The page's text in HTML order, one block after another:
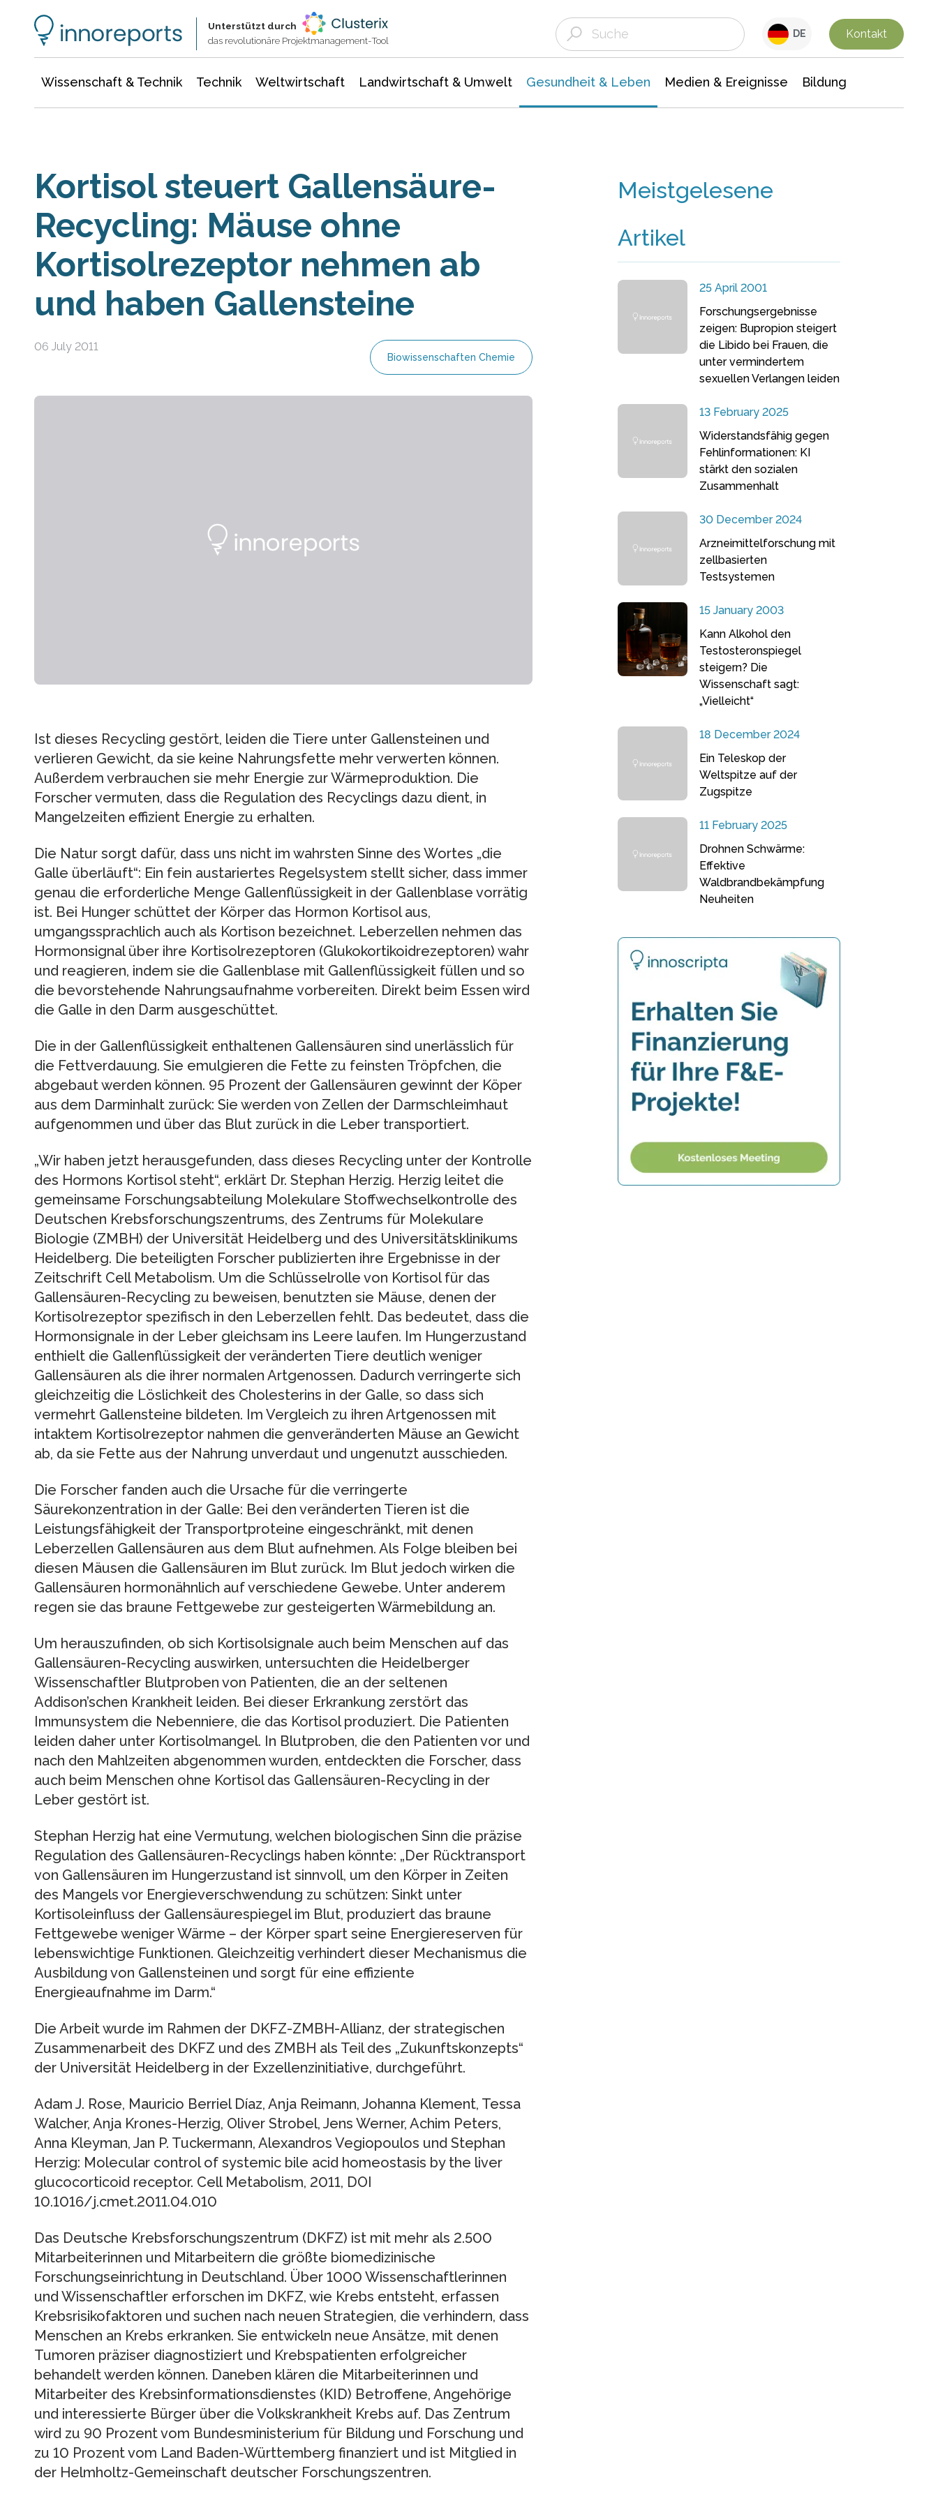
Unterstützt durch
das revolutionäre Projektmanagement-Tool
DE Kontakt
Wissenschaft & Technik Technik Weltwirtschaft Landwirtschaft & Umwelt Gesundheit & Leben Medien & Ereignisse Bildung
Kortisol steuert Gallensäure-
Recycling: Mäuse ohne
Kortisolrezeptor nehmen ab
und haben Gallensteine
06 July 2011
Biowissenschaften Chemie
Ist dieses Recycling gestört, leiden die Tiere unter Gallensteinen und
verlieren Gewicht, da sie keine Nahrungsfette mehr verwerten können.
Außerdem verbrauchen sie mehr Energie zur Wärmeproduktion. Die
Forscher vermuten, dass die Regulation des Recyclings dazu dient, in
Mangelzeiten effizient Energie zu erhalten.
Die Natur sorgt dafür, dass uns nicht im wahrsten Sinne des Wortes „die
Galle überläuft“: Ein fein austariertes Regelsystem stellt sicher, dass immer
genau die erforderliche Menge Gallenflüssigkeit in der Gallenblase vorrätig
ist. Bei Hunger schüttet der Körper das Hormon Kortisol aus,
umgangssprachlich auch als Kortison bezeichnet. Leberzellen nehmen das
Hormonsignal über ihre Kortisolrezeptoren (Glukokortikoidrezeptoren) wahr
und reagieren, indem sie die Gallenblase mit Gallenflüssigkeit füllen und so
die bevorstehende Nahrungsaufnahme vorbereiten. Direkt beim Essen wird
die Galle in den Darm ausgeschüttet.
Die in der Gallenflüssigkeit enthaltenen Gallensäuren sind unerlässlich für
die Fettverdauung. Sie emulgieren die Fette zu feinsten Tröpfchen, die
abgebaut werden können. 95 Prozent der Gallensäuren gewinnt der Köper
aus dem Darminhalt zurück: Sie werden von Zellen der Darmschleimhaut
aufgenommen und über das Blut zurück in die Leber transportiert.
„Wir haben jetzt herausgefunden, dass dieses Recycling unter der Kontrolle
des Hormons Kortisol steht“, erklärt Dr. Stephan Herzig. Herzig leitet die
gemeinsame Forschungsabteilung Molekulare Stoffwechselkontrolle des
Deutschen Krebsforschungszentrums, des Zentrums für Molekulare
Biologie (ZMBH) der Universität Heidelberg und des Universitätsklinikums
Heidelberg. Die beteiligten Forscher publizierten ihre Ergebnisse in der
Zeitschrift Cell Metabolism. Um die Schlüsselrolle von Kortisol für das
Gallensäuren-Recycling zu beweisen, benutzten sie Mäuse, denen der
Kortisolrezeptor spezifisch in den Leberzellen fehlt. Das bedeutet, dass die
Hormonsignale in der Leber gleichsam ins Leere laufen. Im Hungerzustand
enthielt die Gallenflüssigkeit der veränderten Tiere deutlich weniger
Gallensäuren als die ihrer normalen Artgenossen. Dadurch verringerte sich
gleichzeitig die Löslichkeit des Cholesterins in der Galle, so dass sich
vermehrt Gallensteine bildeten. Im Vergleich zu ihren Artgenossen mit
intaktem Kortisolrezeptor nahmen die genveränderten Mäuse an Gewicht
ab, da sie Fette aus der Nahrung unverdaut und ungenutzt ausschieden.
Die Forscher fanden auch die Ursache für die verringerte
Säurekonzentration in der Galle: Bei den veränderten Tieren ist die
Leistungsfähigkeit der Transportproteine eingeschränkt, mit denen
Leberzellen Gallensäuren aus dem Blut aufnehmen. Als Folge bleiben bei
diesen Mäusen die Gallensäuren im Blut zurück. Im Blut jedoch wirken die
Gallensäuren hormonähnlich auf verschiedene Gewebe. Unter anderem
regen sie das braune Fettgewebe zur gesteigerten Wärmebildung an.
Um herauszufinden, ob sich Kortisolsignale auch beim Menschen auf das
Gallensäuren-Recycling auswirken, untersuchten die Heidelberger
Wissenschaftler Blutproben von Patienten, die an der seltenen
Addison’schen Krankheit leiden. Bei dieser Erkrankung zerstört das
Immunsystem die Nebenniere, die das Kortisol produziert. Die Patienten
leiden daher unter Kortisolmangel. In Blutproben, die den Patienten vor und
nach den Mahlzeiten abgenommen wurden, entdeckten die Forscher, dass
auch beim Menschen ohne Kortisol das Gallensäuren-Recycling in der
Leber gestört ist.
Stephan Herzig hat eine Vermutung, welchen biologischen Sinn die präzise
Regulation des Gallensäuren-Recyclings haben könnte: „Der Rücktransport
von Gallensäuren im Hungerzustand ist sinnvoll, um den Körper in Zeiten
des Mangels vor Energieverschwendung zu schützen: Sinkt unter
Kortisoleinfluss der Gallensäurespiegel im Blut, produziert das braune
Fettgewebe weniger Wärme – der Körper spart seine Energiereserven für
lebenswichtige Funktionen. Gleichzeitig verhindert dieser Mechanismus die
Ausbildung von Gallensteinen und sorgt für eine effiziente
Energieaufnahme im Darm.“
Die Arbeit wurde im Rahmen der DKFZ-ZMBH-Allianz, der strategischen
Zusammenarbeit des DKFZ und des ZMBH als Teil des „Zukunftskonzepts“
der Universität Heidelberg in der Exzellenzinitiative, durchgeführt.
Adam J. Rose, Mauricio Berriel Díaz, Anja Reimann, Johanna Klement, Tessa
Walcher, Anja Krones-Herzig, Oliver Strobel, Jens Werner, Achim Peters,
Anna Kleyman, Jan P. Tuckermann, Alexandros Vegiopoulos und Stephan
Herzig: Molecular control of systemic bile acid homeostasis by the liver
glucocorticoid receptor. Cell Metabolism, 2011, DOI
10.1016/j.cmet.2011.04.010
Das Deutsche Krebsforschungszentrum (DKFZ) ist mit mehr als 2.500
Mitarbeiterinnen und Mitarbeitern die größte biomedizinische
Forschungseinrichtung in Deutschland. Über 1000 Wissenschaftlerinnen
und Wissenschaftler erforschen im DKFZ, wie Krebs entsteht, erfassen
Krebsrisikofaktoren und suchen nach neuen Strategien, die verhindern, dass
Menschen an Krebs erkranken. Sie entwickeln neue Ansätze, mit denen
Tumoren präziser diagnostiziert und Krebspatienten erfolgreicher
behandelt werden können. Daneben klären die Mitarbeiterinnen und
Mitarbeiter des Krebsinformationsdienstes (KID) Betroffene, Angehörige
und interessierte Bürger über die Volkskrankheit Krebs auf. Das Zentrum
wird zu 90 Prozent vom Bundesministerium für Bildung und Forschung und
zu 10 Prozent vom Land Baden-Württemberg finanziert und ist Mitglied in
der Helmholtz-Gemeinschaft deutscher Forschungszentren.
Meistgelesene
Artikel
25 April 2001
Forschungsergebnisse
zeigen: Bupropion steigert
die Libido bei Frauen, die
unter vermindertem
sexuellen Verlangen leiden
13 February 2025
Widerstandsfähig gegen
Fehlinformationen: KI
stärkt den sozialen
Zusammenhalt
30 December 2024
Arzneimittelforschung mit
zellbasierten
Testsystemen
15 January 2003
Kann Alkohol den
Testosteronspiegel
steigern? Die
Wissenschaft sagt:
„Vielleicht“
18 December 2024
Ein Teleskop der
Weltspitze auf der
Zugspitze
11 February 2025
Drohnen Schwärme:
Effektive
Waldbrandbekämpfung
Neuheiten